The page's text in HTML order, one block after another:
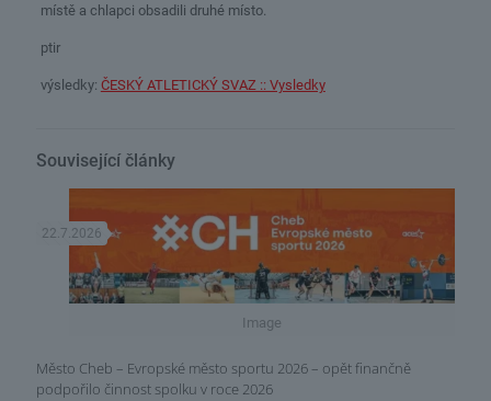
místě a chlapci obsadili druhé místo.
ptir
výsledky: ČESKÝ ATLETICKÝ SVAZ :: Vysledky
Související články
Image
22.7.2026
Město Cheb – Evropské město sportu 2026 – opět finančně
podpořilo činnost spolku v roce 2026